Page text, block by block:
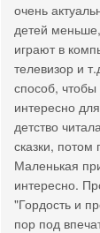
очень
детей
играют в
телевизор и
способ,
интересно
детство
сказки, потом
Маленькая
интересно.
"Гордость и
пор под